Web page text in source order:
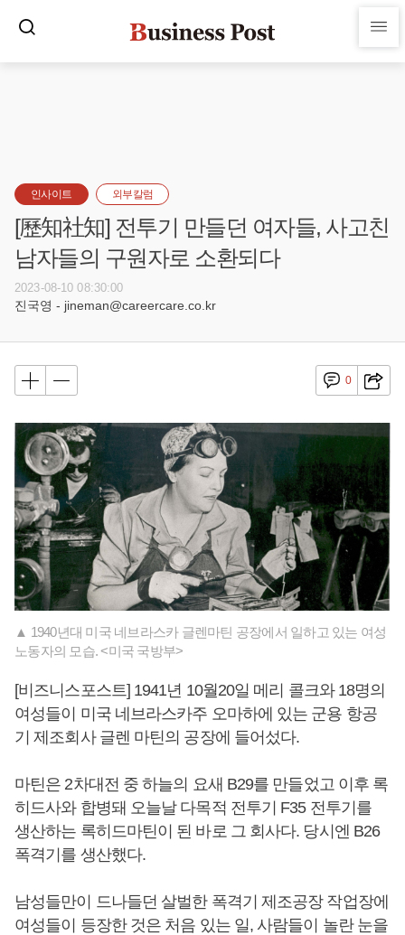
인사이트 외부칼럼
[歷知社知] 전투기 만들던 여자들, 사고친
남자들의 구원자로 소환되다
2023-08-10 08:30:00
진국영 - jineman@careercare.co.kr
0
▲ 1940년대 미국 네브라스카 글렌마틴 공장에서 일하고 있는 여성
노동자의 모습. <미국 국방부>
[비즈니스포스트] 1941년 10월20일 메리 콜크와 18명의
여성들이 미국 네브라스카주 오마하에 있는 군용 항공
기 제조회사 글렌 마틴의 공장에 들어섰다.
마틴은 2차대전 중 하늘의 요새 B29를 만들었고 이후 록
히드사와 합병돼 오늘날 다목적 전투기 F35 전투기를
생산하는 록히드마틴이 된 바로 그 회사다. 당시엔 B26
폭격기를 생산했다.
남성들만이 드나들던 살벌한 폭격기 제조공장 작업장에
여성들이 등장한 것은 처음 있는 일, 사람들이 놀란 눈을